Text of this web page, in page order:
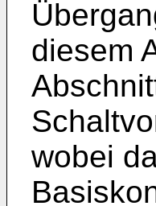
diesem
wobei